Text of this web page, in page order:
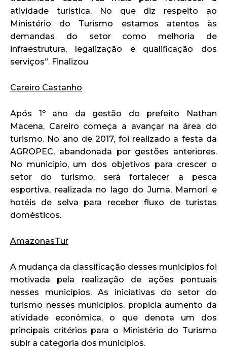
atividade turística. No que diz respeito ao
Ministério do Turismo estamos atentos às
demandas do setor como melhoria de
infraestrutura, legalização e qualificação dos
serviços”. Finalizou
Careiro Castanho
Após 1º ano da gestão do prefeito Nathan
Macena, Careiro começa a avançar na área do
turismo. No ano de 2017, foi realizado a festa da
AGROPEC, abandonada por gestões anteriores.
No município, um dos objetivos para crescer o
setor do turismo, será fortalecer a pesca
esportiva, realizada no lago do Juma, Mamori e
hotéis de selva para receber fluxo de turistas
domésticos.
AmazonasTur
A mudança da classificação desses municípios foi
motivada pela realização de ações pontuais
nesses municípios. As iniciativas do setor do
turismo nesses municípios, propicia aumento da
atividade econômica, o que denota um dos
principais critérios para o Ministério do Turismo
subir a categoria dos municípios.